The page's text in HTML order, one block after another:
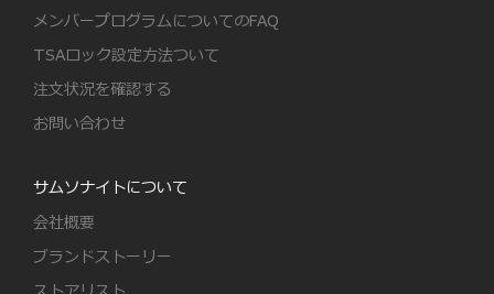
メンバープログラムについてのFAQ
TSAロック設定方法ついて
注文状況を確認する
お問い合わせ
サムソナイトについて
会社概要
ブランドストーリー